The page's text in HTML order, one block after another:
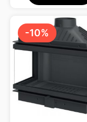
-10%
Prețul
inițial
a
fost: